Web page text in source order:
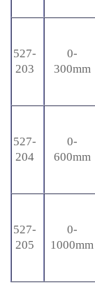
527-
203
0-
300mm
527-
204
0-
600mm
527-
205
0-
1000mm